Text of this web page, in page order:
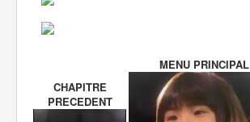
CHAPITRE
PRECEDENT
MENU PRINCIPAL